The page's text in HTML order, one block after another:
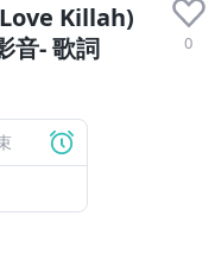
Killah)
音- 歌詞
0